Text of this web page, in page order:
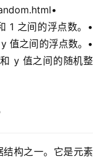
1 之间的浮点数。•
值之间的浮点数。•
y 值之间的随机整
构之一。它是元素